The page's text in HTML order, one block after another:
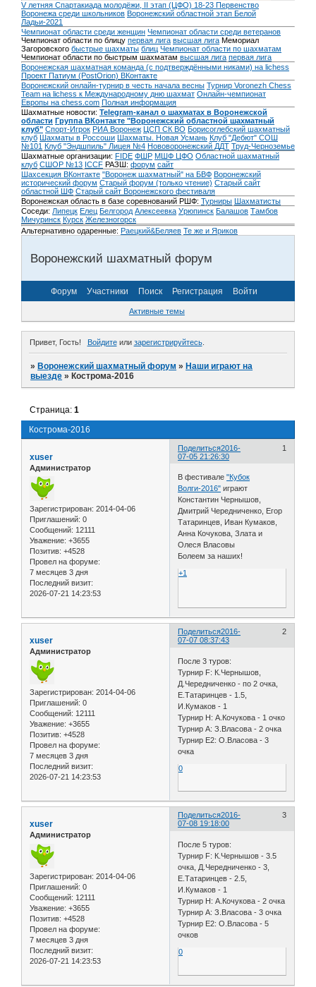
V летняя Спартакиада молодёжи, II этап (ЦФО) 18-23 Первенство
Воронежа среди школьников Воронежский областной этап Белой
Ладьи-2021
Чемпионат области среди женщин Чемпионат области среди ветеранов
Чемпионат области по блицу первая лига высшая лига Мемориал
Загоровского быстрые шахматы блиц Чемпионат области по шахматам
Чемпионат области по быстрым шахматам высшая лига первая лига
Воронежская шахматная команда (с подтверждёнными никами) на lichess
Проект Патиум (PostOrion) ВКонтакте
Воронежский онлайн-турнир в честь начала весны Турнир Voronezh Chess
Team на lichess к Международному дню шахмат Онлайн-чемпионат
Европы на chess.com Полная информация
Шахматные новости: Telegram-канал о шахматах в Воронежской
области Группа ВКонтакте "Воронежский областной шахматный
клуб" Спорт-Игрок РИА Воронеж ЦСП СК ВО Борисоглебский шахматный
клуб Шахматы в Россоши Шахматы. Новая Усмань Клуб "Дебют" СОШ
№101 Клуб "Эндшпиль" Лицея №4 Нововоронежский ДДТ Труд-Черноземье
Шахматные организации: FIDE ФШР МШФ ЦФО Областной шахматный
клуб СШОР №13 ICCF РАЗШ: форум сайт
Шахсекция ВКонтакте "Воронеж шахматный" на БВФ Воронежский
исторический форум Cтарый форум (только чтение) Старый сайт
областной ШФ Старый сайт Воронежского фестиваля
Воронежская область в базе соревнований РШФ: Турниры Шахматисты
Соседи: Липецк Елец Белгород Алексеевка Урюпинск Балашов Тамбов
Мичуринск Курск Железногорск
Альтернативно одаренные: Раецкий&Беляев Те же и Яриков
Воронежский шахматный форум
Форум Участники Поиск Регистрация Войти
Активные темы
Привет, Гость! Войдитеили зарегистрируйтесь.
»Воронежский шахматный форум »Наши играют на
выезде »Кострома-2016
Кострома-2016
Страница:1
Поделиться 1
2016-
07-05 21:26:30
xuser
Администратор
Зарегистрирован: 2014-04-06
Приглашений: 0
Сообщений: 12111
Уважение: +3655
Позитив: +4528
Провел на форуме:
7 месяцев 3 дня
Последний визит:
2026-07-21 14:23:53
В фестивале"Кубок
Волги-2016" играют
Константин Чернышов,
Дмитрий Чередниченко, Егор
Татаринцев, Иван Кумаков,
Анна Кочукова, Злата и
Олеся Власовы
Болеем за наших!
+1
Поделиться 2
2016-
07-07 08:37:43
xuser
Администратор
Зарегистрирован: 2014-04-06
Приглашений: 0
Сообщений: 12111
Уважение: +3655
Позитив: +4528
Провел на форуме:
7 месяцев 3 дня
Последний визит:
2026-07-21 14:23:53
После 3 туров:
Турнир F: К.Чернышов,
Д.Чередниченко - по 2 очка,
Е.Татаринцев - 1.5,
И.Кумаков - 1
Турнир H: А.Кочукова - 1 очко
Турнир А: З.Власова - 2 очка
Турнир E2: О.Власова - 3
очка
0
Поделиться 3
2016-
07-08 19:18:00
xuser
Администратор
Зарегистрирован: 2014-04-06
Приглашений: 0
Сообщений: 12111
Уважение: +3655
Позитив: +4528
Провел на форуме:
7 месяцев 3 дня
Последний визит:
2026-07-21 14:23:53
После 5 туров:
Турнир F: К.Чернышов - 3.5
очка, Д.Чередниченко - 3,
Е.Татаринцев - 2.5,
И.Кумаков - 1
Турнир H: А.Кочукова - 2 очка
Турнир А: З.Власова - 3 очка
Турнир E2: О.Власова - 5
очков
0